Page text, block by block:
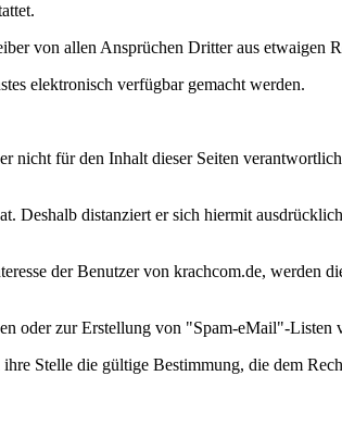
von allen Ansprüchen Dritter aus etwaigen
elektronisch verfügbar gemacht werden.
nicht für den Inhalt dieser Seiten
Deshalb distanziert er sich hiermit
der Benutzer von krachcom.de, werden
oder zur Erstellung von "Spam-eMail"-Listen
Stelle die gültige Bestimmung, die dem